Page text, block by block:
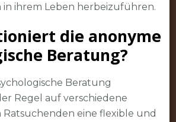
ihrem Leben herbeizuführen.
die anonyme
Beratung?
Beratung
Regel auf verschiedene
Ratsuchenden eine flexible und